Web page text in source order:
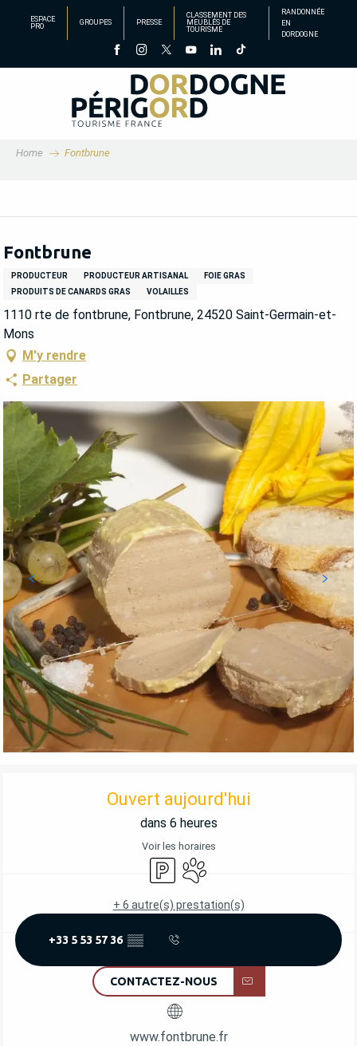
principal
ESPACE
PRO
GROUPES PRESSE
CLASSEMENT DES
MEUBLÉS DE
TOURISME
RANDONNÉE
EN
DORDOGNE
Home Fontbrune
Fontbrune
PRODUCTEUR PRODUCTEUR ARTISANAL
FOIE GRAS
PRODUITS DE CANARDS GRAS
VOLAILLES
1110 rte de fontbrune, Fontbrune, 24520 Saint-Germain-et-
Mons
M'y rendre
Partager
OUVERTURE ET COORDONNÉES
Ouvert aujourd'hui
dans 6 heures
Voir les horaires
ParkingAnimaux acceptés
+ 6 autre(s) prestation(s)
+33 5 53 57 36 ▒▒
CONTACTEZ-NOUS
www.fontbrune.fr